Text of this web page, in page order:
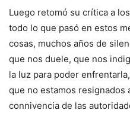
Luego retomó su crítica a
todo lo que pasó en estos
cosas, muchos años de
que nos duele, que nos
la luz para poder
que no estamos resignados
connivencia de las